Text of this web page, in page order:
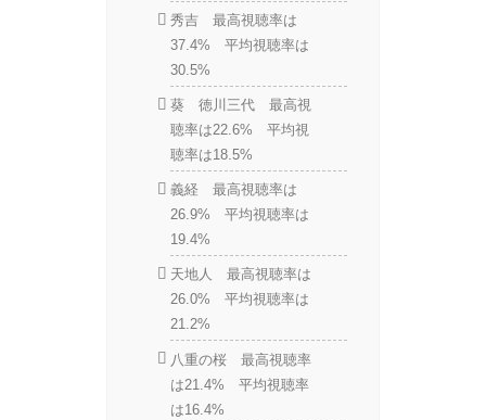
秀吉 最高視聴率は
37.4% 平均視聴率は
30.5%
葵 徳川三代 最高視
聴率は22.6% 平均視
聴率は18.5%
義経 最高視聴率は
26.9% 平均視聴率は
19.4%
天地人 最高視聴率は
26.0% 平均視聴率は
21.2%
八重の桜 最高視聴率
は21.4% 平均視聴率
は16.4%